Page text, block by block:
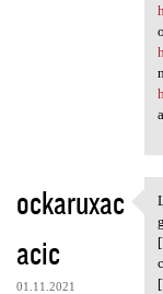
ockaruxac
acic
01.11.2021